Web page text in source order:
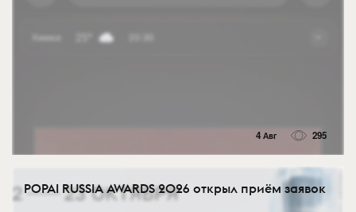
4 Авг 295
POPAI RUSSIA AWARDS 2026 открыл приём заявок